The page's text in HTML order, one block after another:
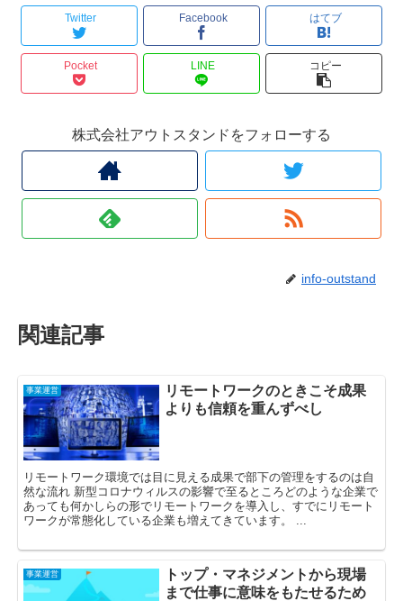
Twitter Facebook はてブ
Pocket LINE コピー
株式会社アウトスタンドをフォローする
info-outstand
関連記事
事業運営
リモートワークのときこそ成果
よりも信頼を重んずべし
リモートワーク環境では目に見える成果で部下の管理をするのは自
然な流れ 新型コロナウィルスの影響で至るところどのような企業で
あっても何かしらの形でリモートワークを導入し、すでにリモート
ワークが常態化している企業も増えてきています。 ...
事業運営
トップ・マネジメントから現場
まで仕事に意味をもたせるため